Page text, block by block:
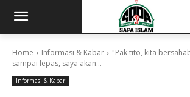
Home Informasi & Kabar
"Pak tito, kita
sampai lepas, saya akan...
Informasi & Kabar